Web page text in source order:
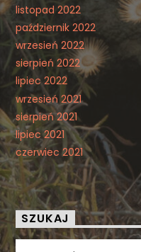
listopad 2022
październik 2022
wrzesień 2022
sierpień 2022
lipiec 2022
wrzesień 2021
sierpień 2021
lipiec 2021
czerwiec 2021
SZUKAJ